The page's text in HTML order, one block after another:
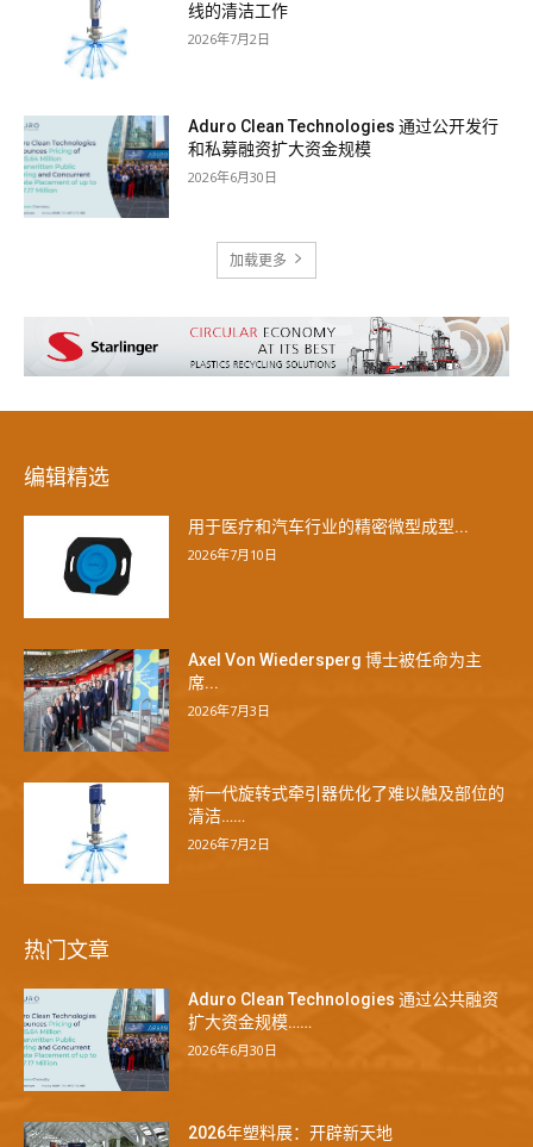
线的清洁工作
2026年7月2日
Aduro Clean Technologies 通过公开发行
和私募融资扩大资金规模
2026年6月30日
加载更多
编辑精选
用于医疗和汽车行业的精密微型成型...
2026年7月10日
Axel Von Wiedersperg 博士被任命为主
席...
2026年7月3日
新一代旋转式牵引器优化了难以触及部位的
清洁……
2026年7月2日
热门文章
Aduro Clean Technologies 通过公共融资
扩大资金规模……
2026年6月30日
2026年塑料展：开辟新天地